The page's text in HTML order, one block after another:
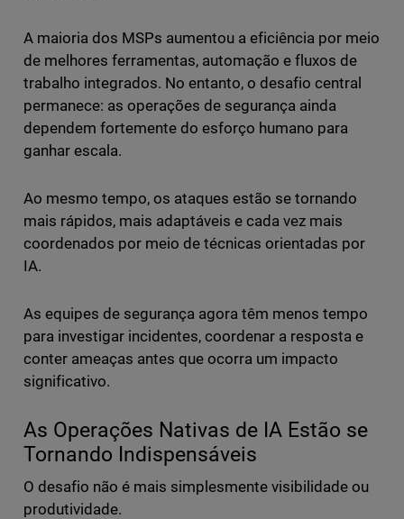
A maioria dos MSPs aumentou a eficiência por meio
de melhores ferramentas, automação e fluxos de
trabalho integrados. No entanto, o desafio central
permanece: as operações de segurança ainda
dependem fortemente do esforço humano para
ganhar escala.
Ao mesmo tempo, os ataques estão se tornando
mais rápidos, mais adaptáveis e cada vez mais
coordenados por meio de técnicas orientadas por
IA.
As equipes de segurança agora têm menos tempo
para investigar incidentes, coordenar a resposta e
conter ameaças antes que ocorra um impacto
significativo.
As Operações Nativas de IA Estão se
Tornando Indispensáveis
O desafio não é mais simplesmente visibilidade ou
produtividade.